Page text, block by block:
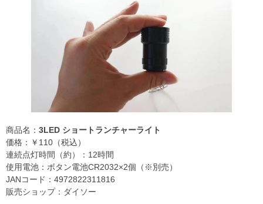
商品名： 3LED ショートランチャーライト
価格：￥110（税込）
連続点灯時間（約）：12時間
使用電池：ボタン電池CR2032×2個（※別売）
JANコード：4972822311816
販売ショップ：ダイソー